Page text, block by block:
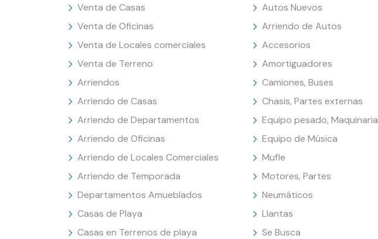
Venta de Casas
Venta de Oficinas
Venta de Locales comerciales
Venta de Terreno
Arriendos
Arriendo de Casas
Arriendo de Departamentos
Arriendo de Oficinas
Arriendo de Locales Comerciales
Arriendo de Temporada
Departamentos Amueblados
Casas de Playa
Casas en Terrenos de playa
Autos Nuevos
Arriendo de Autos
Accesorios
Amortiguadores
Camiones, Buses
Chasis, Partes externas
Equipo pesado, Maquinaria
Equipo de Música
Mufle
Motores, Partes
Neumáticos
Llantas
Se Busca